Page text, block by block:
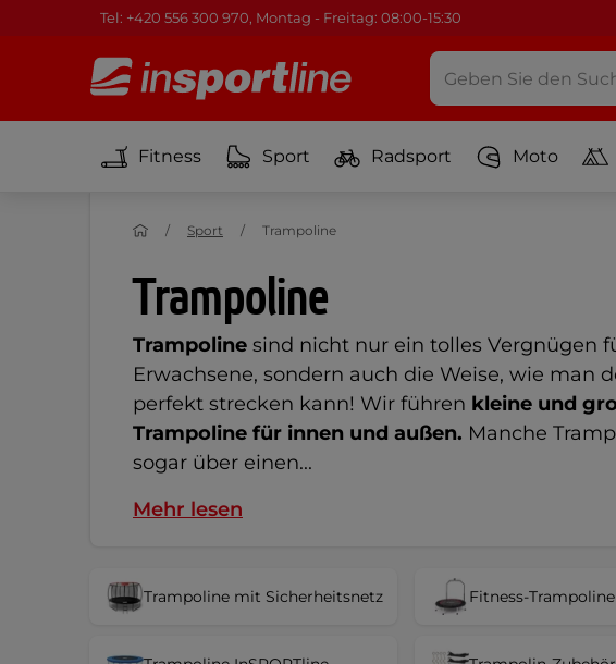
Tel: +420 556 300 970, Montag - Freitag: 08:00-15:30
Fitness Sport Radsport Moto
Trampoline
Trampoline sind nicht nur ein tolles Vergnügen
Erwachsene, sondern auch die Weise, wie man
perfekt strecken kann! Wir führen kleine und
Trampoline für innen und außen. Manche
sogar über einen...
Mehr lesen
Sport Trampoline
Trampoline mit Sicherheitsnetz Fitness-Trampoline